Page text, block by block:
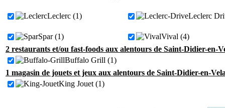
Leclerc (1) Leclerc
Spar (1)
Vival (4)
2 restaurants et/ou fast-foods aux alentours de Saint-Didier-en-
Buffalo Grill (1)
1 magasin de jouets et jeux aux alentours de Saint-Didier-en-
King Jouet (1)